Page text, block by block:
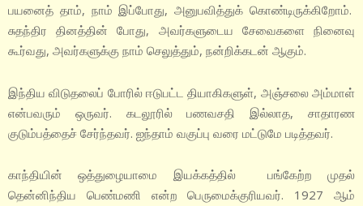
பயனைத் தாம், நாம் இப்போது, அனுபவித்துக் கொண்டிருக்கிறோம்.
சுதந்திர தினத்தின் போது, அவர்களுடைய சேவைகளை நினைவு
கூர்வது, அவர்களுக்கு நாம் செலுத்தும், நன்றிக்கடன் ஆகும்.
இந்திய விடுதலைப் போரில் ஈடுபட்ட தியாகிகளுள், அஞ்சலை அம்மாள்
என்பவரும் ஒருவர். கடலூரில் பணவசதி இல்லாத, சாதாரண
குடும்பத்தைச் சேர்ந்தவர். ஐந்தாம் வகுப்பு வரை மட்டுமே படித்தவர்.
காந்தியின் ஒத்துழையாமை இயக்கத்தில் பங்கேற்ற முதல்
தென்னிந்திய பெண்மணி என்ற பெருமைக்குரியவர். 1927 ஆம்